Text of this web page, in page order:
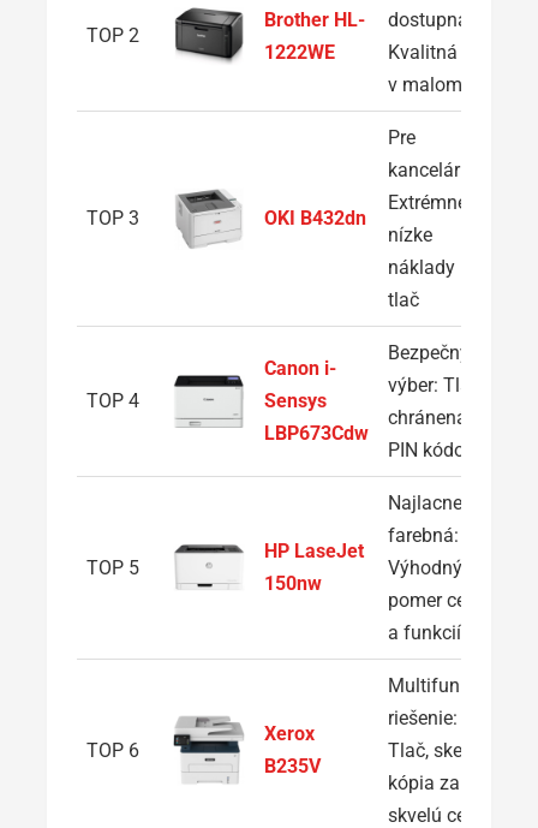
TOP 2
Brother HL-
1222WE
dostupná:
Kvalitná tlač
v malom tele
TOP 3 OKI B432dn
Pre
kancelárie:
Extrémne
nízke
náklady na
tlač
TOP 4
Canon i-
Sensys
LBP673Cdw
Bezpečný
výber: Tlač
chránená
PIN kódom
TOP 5
HP LaseJet
150nw
Najlacnejšia
farebná:
Výhodný
pomer ceny
a funkcií
TOP 6
Xerox
B235V
Multifunkčné
riešenie:
Tlač, sken aj
kópia za
skvelú cenu